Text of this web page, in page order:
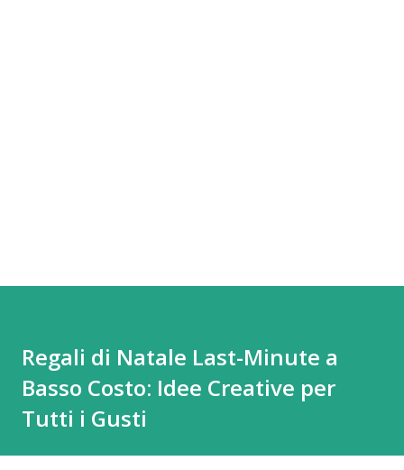
Regali di Natale Last-Minute a
Basso Costo: Idee Creative per
Tutti i Gusti